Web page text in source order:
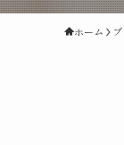
ホーム